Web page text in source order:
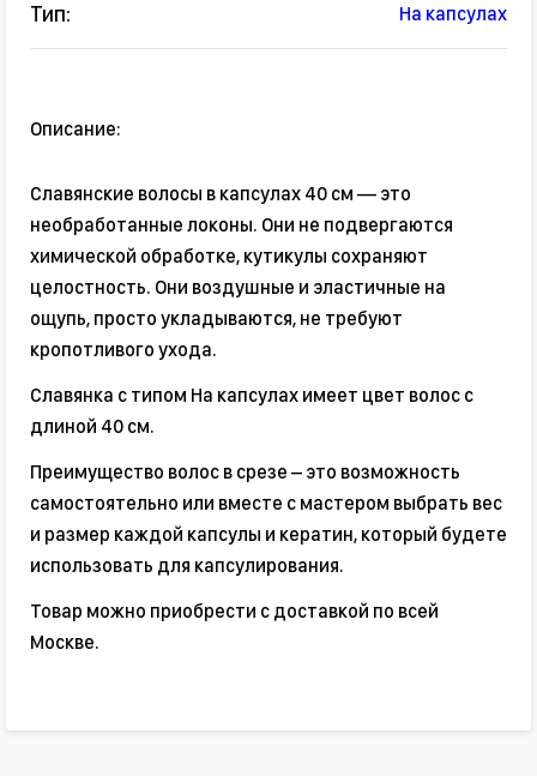
Тип: На капсулах
Описание:
Славянские волосы в капсулах 40 см — это
необработанные локоны. Они не подвергаются
химической обработке, кутикулы сохраняют
целостность. Они воздушные и эластичные на
ощупь, просто укладываются, не требуют
кропотливого ухода.
Славянка с типом На капсулах имеет цвет волос с
длиной 40 см.
Преимущество волос в срезе – это возможность
самостоятельно или вместе с мастером выбрать вес
и размер каждой капсулы и кератин, который будете
использовать для капсулирования.
Товар можно приобрести с доставкой по всей
Москве.